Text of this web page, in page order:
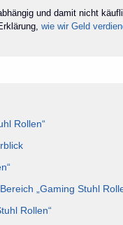
und damit nicht
wie wir Geld
Rollen“
„Gaming Stuhl
Rollen“